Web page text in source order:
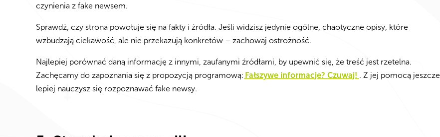
czynienia z fake newsem.
Sprawdź, czy strona powołuje się na fakty i źródła. Jeśli widzisz jedynie ogólne, chaotyczne opisy, które
wzbudzają ciekawość, ale nie przekazują konkretów – zachowaj ostrożność.
Najlepiej porównać daną informację z innymi, zaufanymi źródłami, by upewnić się, że treść jest rzetelna.
Zachęcamy do zapoznania się z propozycją programową: Fałszywe informacje? Czuwaj! . Z jej pomocą jeszcze
lepiej nauczysz się rozpoznawać fake newsy.